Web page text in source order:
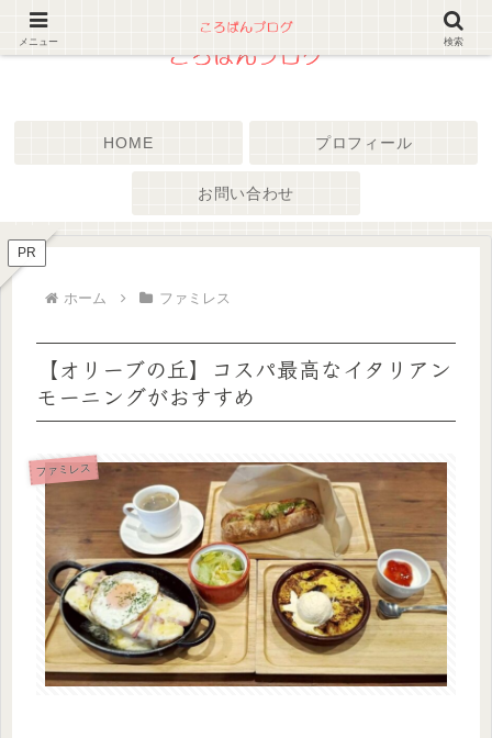
HOME プロフィール
お問い合わせ
PR
ホーム ファミレス
【オリーブの丘】コスパ最高なイタリアン
モーニングがおすすめ
ファミレス
メニュー 検索